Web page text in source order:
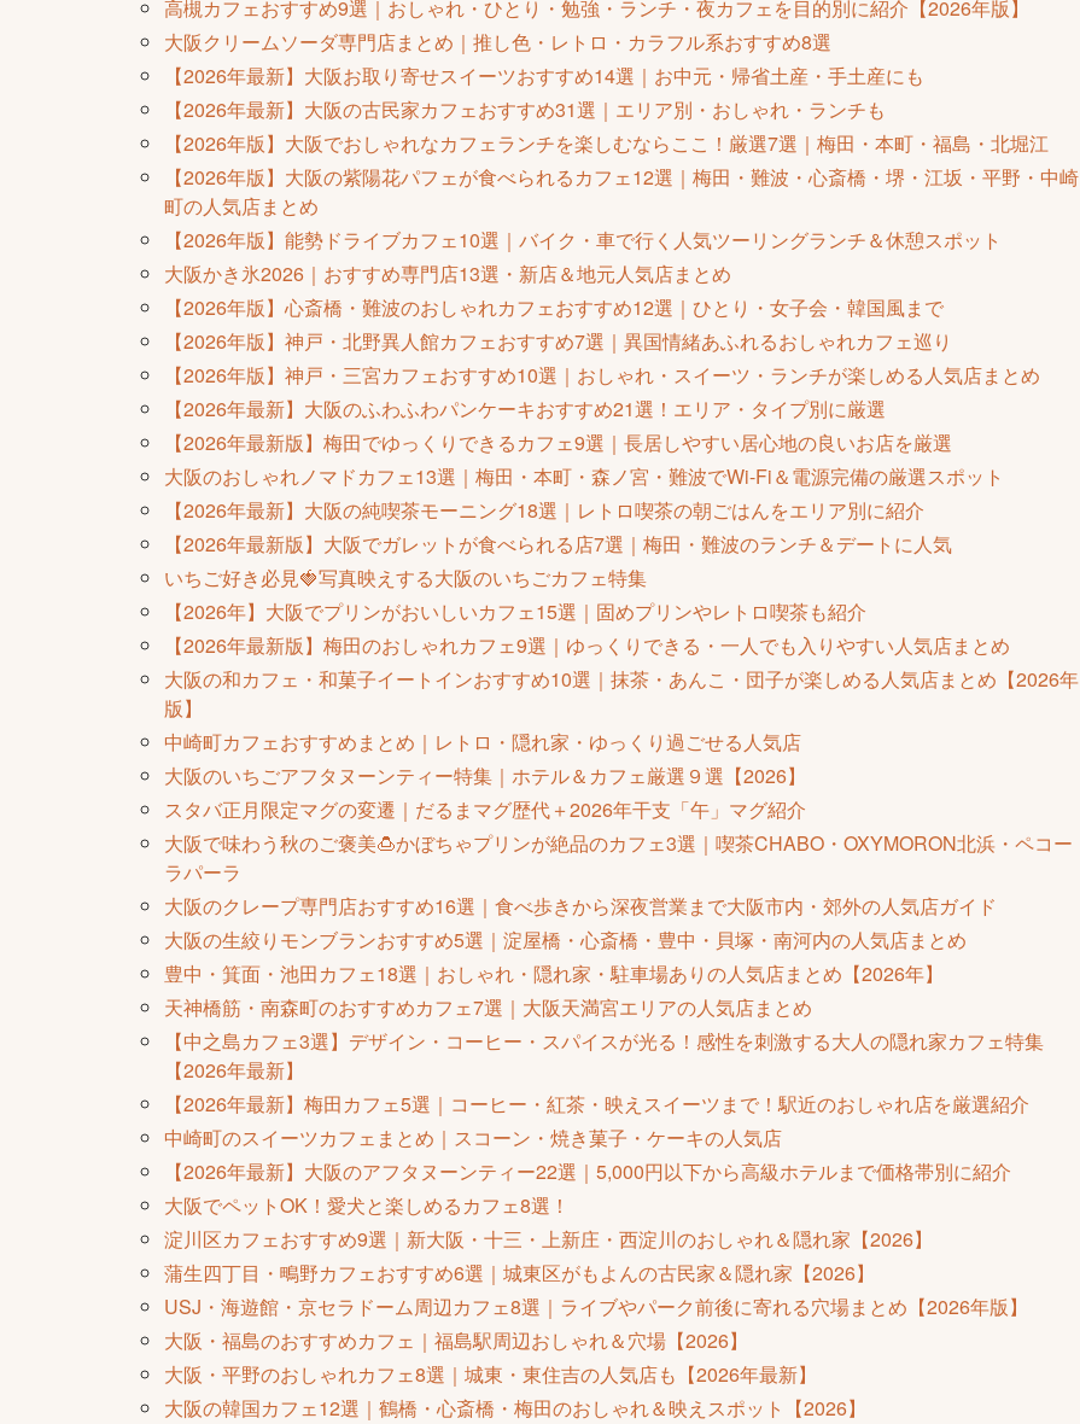
高槻カフェおすすめ9選｜おしゃれ・ひとり・勉強・ランチ・夜カフェを目的別に紹介【2026年版】
大阪クリームソーダ専門店まとめ｜推し色・レトロ・カラフル系おすすめ8選
【2026年最新】大阪お取り寄せスイーツおすすめ14選｜お中元・帰省土産・手土産にも
【2026年最新】大阪の古民家カフェおすすめ31選｜エリア別・おしゃれ・ランチも
【2026年版】大阪でおしゃれなカフェランチを楽しむならここ！厳選7選｜梅田・本町・福島・北堀江
【2026年版】大阪の紫陽花パフェが食べられるカフェ12選｜梅田・難波・心斎橋・堺・江坂・平野・中崎
町の人気店まとめ
【2026年版】能勢ドライブカフェ10選｜バイク・車で行く人気ツーリングランチ＆休憩スポット
大阪かき氷2026｜おすすめ専門店13選・新店＆地元人気店まとめ
【2026年版】心斎橋・難波のおしゃれカフェおすすめ12選｜ひとり・女子会・韓国風まで
【2026年版】神戸・北野異人館カフェおすすめ7選｜異国情緒あふれるおしゃれカフェ巡り
【2026年版】神戸・三宮カフェおすすめ10選｜おしゃれ・スイーツ・ランチが楽しめる人気店まとめ
【2026年最新】大阪のふわふわパンケーキおすすめ21選！エリア・タイプ別に厳選
【2026年最新版】梅田でゆっくりできるカフェ9選｜長居しやすい居心地の良いお店を厳選
大阪のおしゃれノマドカフェ13選｜梅田・本町・森ノ宮・難波でWi-Fi＆電源完備の厳選スポット
【2026年最新】大阪の純喫茶モーニング18選｜レトロ喫茶の朝ごはんをエリア別に紹介
【2026年最新版】大阪でガレットが食べられる店7選｜梅田・難波のランチ＆デートに人気
いちご好き必見🍓写真映えする大阪のいちごカフェ特集
【2026年】大阪でプリンがおいしいカフェ15選｜固めプリンやレトロ喫茶も紹介
【2026年最新版】梅田のおしゃれカフェ9選｜ゆっくりできる・一人でも入りやすい人気店まとめ
大阪の和カフェ・和菓子イートインおすすめ10選｜抹茶・あんこ・団子が楽しめる人気店まとめ【2026年
版】
中崎町カフェおすすめまとめ｜レトロ・隠れ家・ゆっくり過ごせる人気店
大阪のいちごアフタヌーンティー特集｜ホテル＆カフェ厳選９選【2026】
スタバ正月限定マグの変遷｜だるまマグ歴代＋2026年干支「午」マグ紹介
大阪で味わう秋のご褒美🍮かぼちゃプリンが絶品のカフェ3選｜喫茶CHABO・OXYMORON北浜・ペコー
ラパーラ
大阪のクレープ専門店おすすめ16選｜食べ歩きから深夜営業まで大阪市内・郊外の人気店ガイド
大阪の生絞りモンブランおすすめ5選｜淀屋橋・心斎橋・豊中・貝塚・南河内の人気店まとめ
豊中・箕面・池田カフェ18選｜おしゃれ・隠れ家・駐車場ありの人気店まとめ【2026年】
天神橋筋・南森町のおすすめカフェ7選｜大阪天満宮エリアの人気店まとめ
【中之島カフェ3選】デザイン・コーヒー・スパイスが光る！感性を刺激する大人の隠れ家カフェ特集
【2026年最新】
【2026年最新】梅田カフェ5選｜コーヒー・紅茶・映えスイーツまで！駅近のおしゃれ店を厳選紹介
中崎町のスイーツカフェまとめ｜スコーン・焼き菓子・ケーキの人気店
【2026年最新】大阪のアフタヌーンティー22選｜5,000円以下から高級ホテルまで価格帯別に紹介
大阪でペットOK！愛犬と楽しめるカフェ8選！
淀川区カフェおすすめ9選｜新大阪・十三・上新庄・西淀川のおしゃれ＆隠れ家【2026】
蒲生四丁目・鴫野カフェおすすめ6選｜城東区がもよんの古民家＆隠れ家【2026】
USJ・海遊館・京セラドーム周辺カフェ8選｜ライブやパーク前後に寄れる穴場まとめ【2026年版】
大阪・福島のおすすめカフェ｜福島駅周辺おしゃれ＆穴場【2026】
大阪・平野のおしゃれカフェ8選｜城東・東住吉の人気店も【2026年最新】
大阪の韓国カフェ12選｜鶴橋・心斎橋・梅田のおしゃれ＆映えスポット【2026】